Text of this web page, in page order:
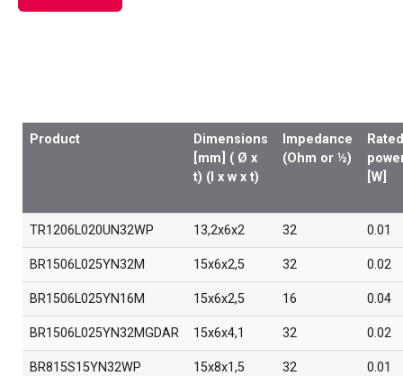
Product
Dimensions
[mm] ( Ø x
t) (l x w x t)
Impedance
(Ohm or ½)
Rated
[W]
TR1206L020UN32WP 13,2x6x2 32 0.01
BR1506L025YN32M 15x6x2,5 32 0.02
BR1506L025YN16M 15x6x2,5 16 0.04
BR1506L025YN32MGDAR 15x6x4,1 32 0.02
BR815S15YN32WP 15x8x1,5 32 0.01